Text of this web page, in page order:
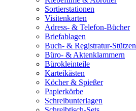
Sortierstationen
Visitenkarten
Adress- & Telefon-Bücher
Briefablagen
Buch- & Registratur-Stützen
Büro- & Aktenklammern
Bürokleinteile
Karteikästen
Köcher & Spießer
Papierkörbe
Schreibunterlagen